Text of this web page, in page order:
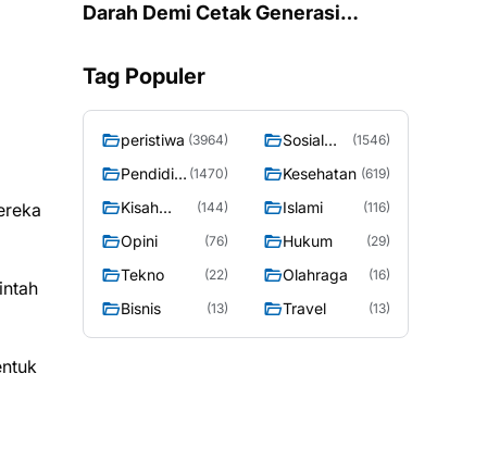
Darah Demi Cetak Generasi
Anemia
Tag Populer
peristiwa (3964)
Sosial
(1546)
Pendidik (1470) Kesehatan (619)
Kisah
(144) Islami (116)
Opini (76) Hukum (29)
Tekno (22) Olahraga (16)
Bisnis (13) Travel (13)